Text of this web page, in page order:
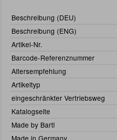
Beschreibung (DEU)
Beschreibung (ENG)
Artikel-Nr.
Barcode-Referenznummer
Altersempfehlung
Artikeltyp
eingeschränkter Vertriebsweg
Katalogseite
Made by Bartl